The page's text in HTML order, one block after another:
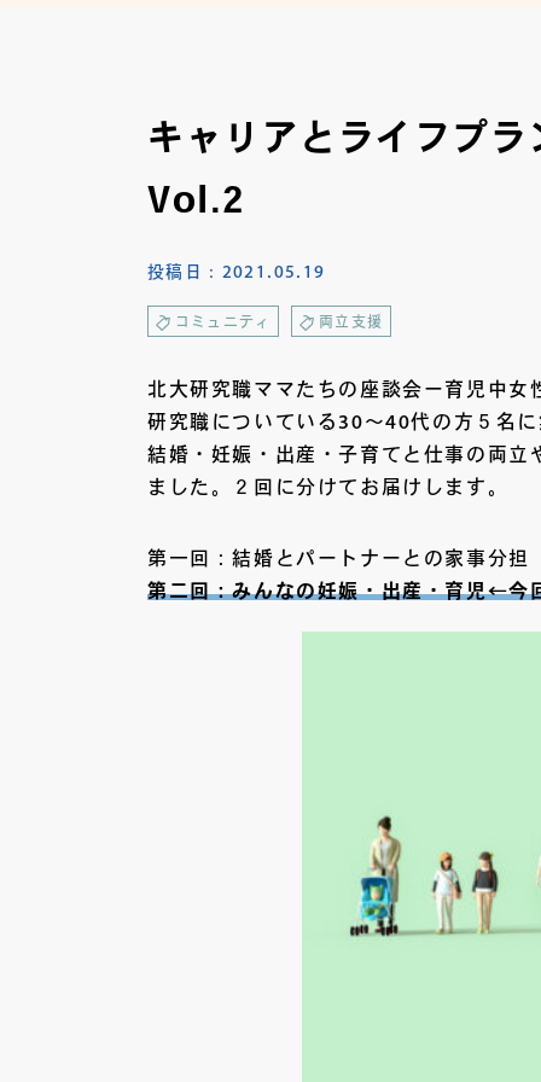
キャリアとライフプ
Vol.2
投稿日： 2021.05.19
コミュニティ 両立支援
北大研究職ママたちの座談会ー育児中
研究職についている30～40代の方５名
結婚・妊娠・出産・子育てと仕事の両
ました。２回に分けてお届けします。
第一回：結婚とパートナーとの家事分担
第二回：みんなの妊娠・出産・育児←今